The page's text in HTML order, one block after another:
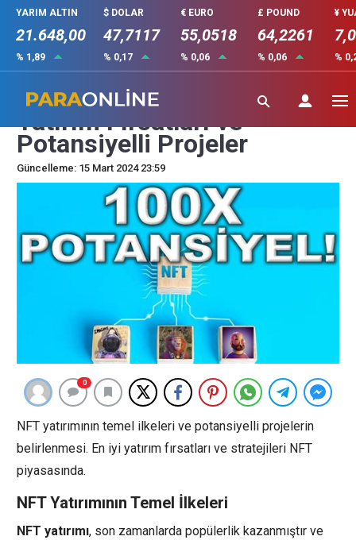
YARIM ALTIN
21.648,00
% 1,89
$ DOLAR
47,7117
% 0,17
€ EURO
55,0518
% 0,06
£ POUND
64,2261
% 0,06
¥
%
NFT Piyasasındaki En İyi
Yatırım Fırsatları ve
Potansiyelli Projeler
Güncelleme: 15 Mart 2024 23:59
0
NFT yatırımının temel ilkeleri ve potansiyelli projelerin
belirlenmesi. En iyi yatırım fırsatları ve stratejileri NFT
piyasasında.
NFT Yatırımının Temel İlkeleri
NFT yatırımı, son zamanlarda popülerlik kazanmıştır ve